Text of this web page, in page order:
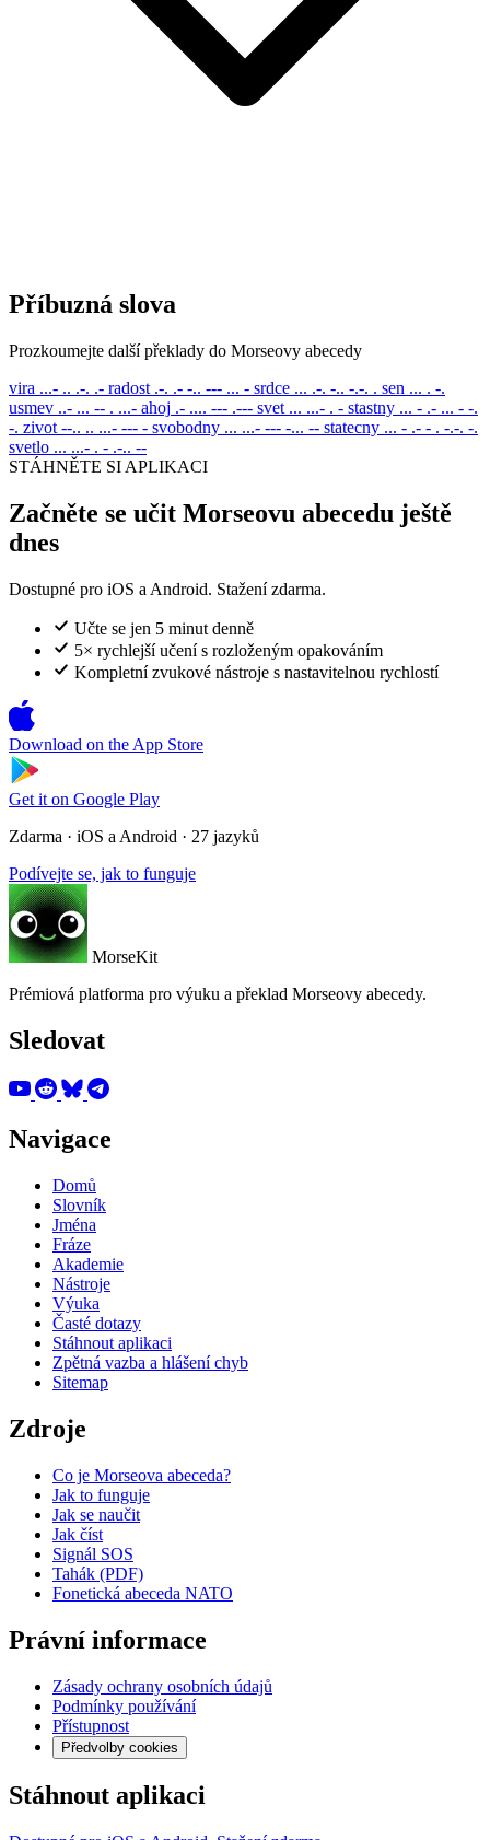
Příbuzná slova
Prozkoumejte další překlady do Morseovy abecedy
vira ...- .. .-. .- radost .-. .- -.. --- ... - srdce ... .-. -.. -.-. . sen ... . -.
usmev ..- ... -- . ...- ahoj .- .... --- .--- svet ... ...- . - stastny ... - .- ... - -.
-. zivot --.. .. ...- --- - svobodny ... ...- --- -... -- statecny ... - .- - . -.-. -.
svetlo ... ...- . - .-.. --
STÁHNĚTE SI APLIKACI
Začněte se učit Morseovu abecedu ještě
dnes
Dostupné pro iOS a Android. Stažení zdarma.
Učte se jen 5 minut denně
5× rychlejší učení s rozloženým opakováním
Kompletní zvukové nástroje s nastavitelnou rychlostí
Download on the App Store
Get it on Google Play
Zdarma · iOS a Android · 27 jazyků
Podívejte se, jak to funguje
MorseKit
Prémiová platforma pro výuku a překlad Morseovy abecedy.
Sledovat
Navigace
Domů
Slovník
Jména
Fráze
Akademie
Nástroje
Výuka
Časté dotazy
Stáhnout aplikaci
Zpětná vazba a hlášení chyb
Sitemap
Zdroje
Co je Morseova abeceda?
Jak to funguje
Jak se naučit
Jak číst
Signál SOS
Tahák (PDF)
Fonetická abeceda NATO
Právní informace
Zásady ochrany osobních údajů
Podmínky používání
Přístupnost
Předvolby cookies
Stáhnout aplikaci